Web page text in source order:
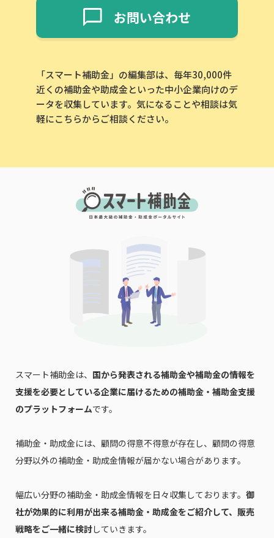
お問い合わせ
「スマート補助金」の編集部は、毎年30,000件
近くの補助金や助成金といった中小企業向けのデ
ータを収集しています。気になることや相談は気
軽にこちらからご相談ください。
スマート補助金は、 国から発表される補助金や補助金の情報を
支援を必要としている企業に届けるための補助金・補助金支援
のプラットフォームです。
補助金・助成金には、顧問の得意不得意が存在し、顧問の得意
分野以外の補助金・助成金情報が届かない場合があります。
幅広い分野の補助金・助成金情報を日々収集しております。 御
社が効果的に利用が出来る補助金・助成金をご紹介して、販売
戦略をご一緒に検討していきます。